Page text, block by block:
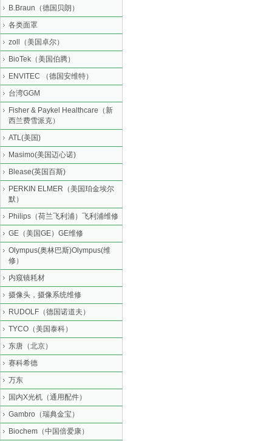
B.Braun（德国贝朗）
各类面罩
zoll（美国卓尔）
BioTek（美国伯腾）
ENVITEC （德国安维特）
台湾GGM
Fisher & Paykel Healthcare（新
西兰费雪派克）
ATL(美国)
Masimo(美国迈心诺)
Blease(英国百斯)
PERKIN ELMER（美国珀金埃尔
默）
Philips（荷兰飞利浦）飞利浦维修
GE（美国GE）GE维修
Olympus(奥林巴斯)Olympus(维
修）
内窥镜耗材
摄像头，摄像系统维修
RUDOLF（德国诺道夫）
TYCO（美国泰科）
东唐（北京）
赛科希德
万东
国内X光机（通用配件）
Gambro（瑞典金宝）
Biochem（中国倍爱康）